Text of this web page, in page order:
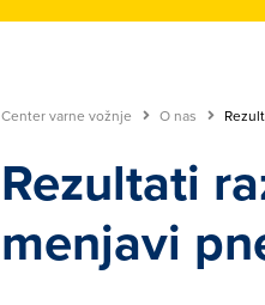
Center varne vožnje O nas
Rezultati
menjavi